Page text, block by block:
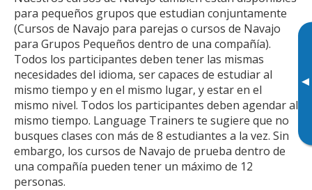
▸
para pequeños grupos que estudian conjuntamente
(Cursos de Navajo para parejas o cursos de Navajo
para Grupos Pequeños dentro de una compañía).
Todos los participantes deben tener las mismas
necesidades del idioma, ser capaces de estudiar al
mismo tiempo y en el mismo lugar, y estar en el
mismo nivel. Todos los participantes deben agendar al
mismo tiempo. Language Trainers te sugiere que no
busques clases con más de 8 estudiantes a la vez. Sin
embargo, los cursos de Navajo de prueba dentro de
una compañía pueden tener un máximo de 12
personas.